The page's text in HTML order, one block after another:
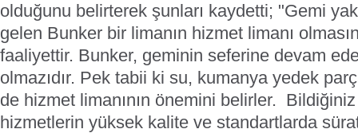
olduğunu belirterek şunları kaydetti; "Gemi
gelen Bunker bir limanın hizmet limanı
faaliyettir. Bunker, geminin seferine devam
olmazıdır. Pek tabii ki su, kumanya yedek
de hizmet limanının önemini belirler.
hizmetlerin yüksek kalite ve standartlarda